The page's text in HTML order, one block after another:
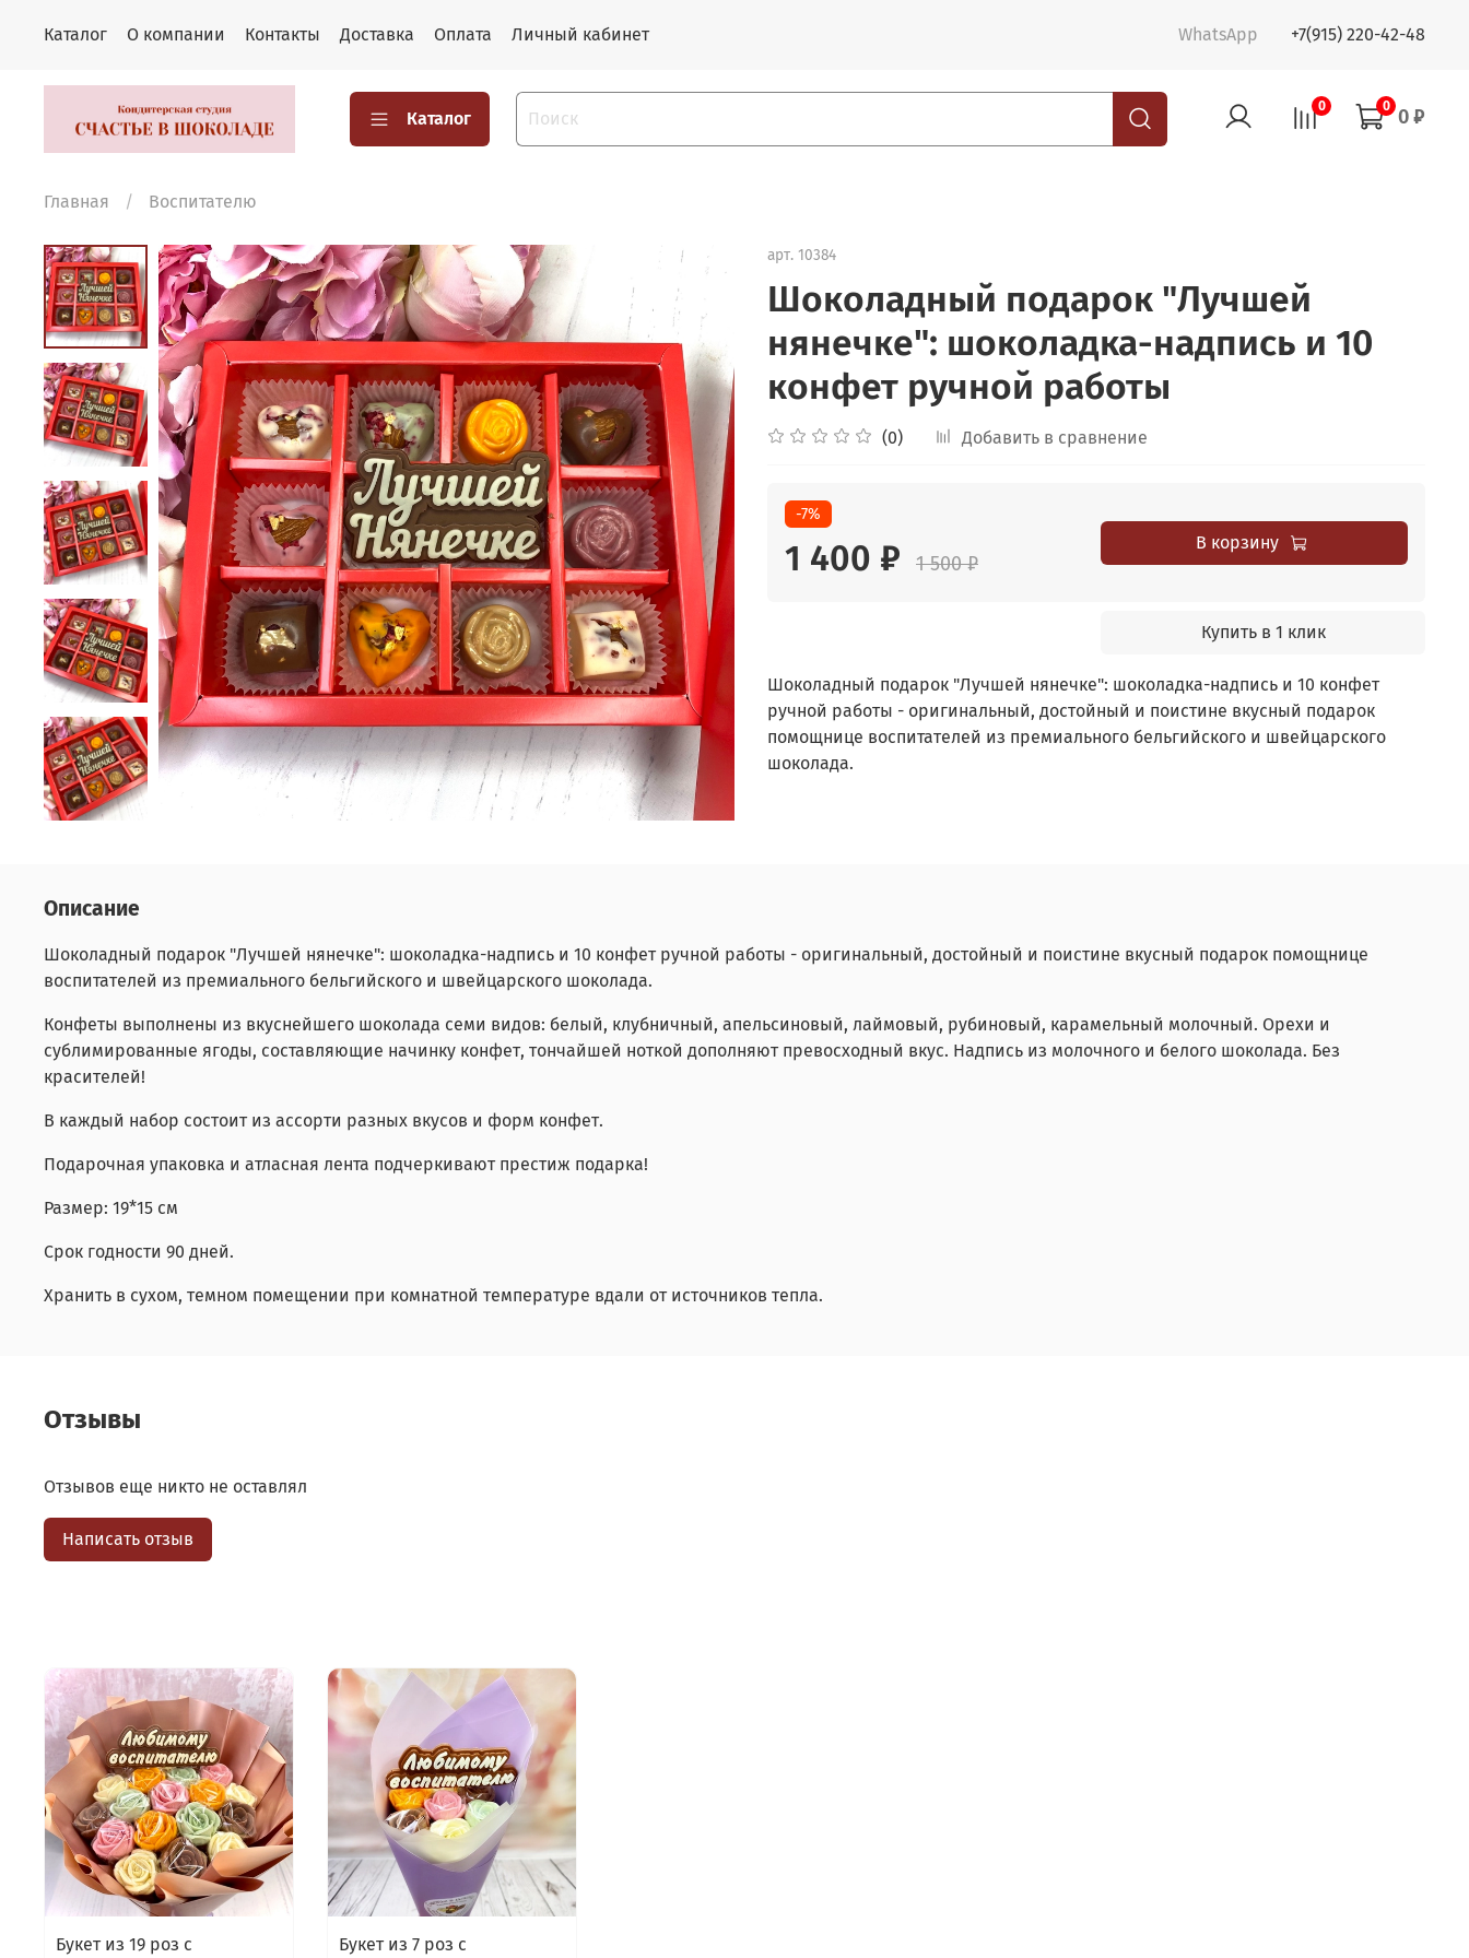
Каталог О компании Контакты Доставка Оплата Личный кабинет WhatsApp +7(915) 220-42-48
Каталог
0 0 0 ₽
Главная Воспитателю
арт. 10384
Шоколадный подарок "Лучшей
нянечке": шоколадка-надпись и 10
конфет ручной работы
(0) Добавить в сравнение
-7%
1 400 ₽ 1 500 ₽
В корзину
Купить в 1 клик
Шоколадный подарок "Лучшей нянечке": шоколадка-надпись и 10 конфет
ручной работы - оригинальный, достойный и поистине вкусный подарок
помощнице воспитателей из премиального бельгийского и швейцарского
шоколада.
Описание
Шоколадный подарок "Лучшей нянечке": шоколадка-надпись и 10 конфет ручной работы - оригинальный, достойный и поистине вкусный подарок помощнице
воспитателей из премиального бельгийского и швейцарского шоколада.
Конфеты выполнены из вкуснейшего шоколада семи видов: белый, клубничный, апельсиновый, лаймовый, рубиновый, карамельный молочный. Орехи и
сублимированные ягоды, составляющие начинку конфет, тончайшей ноткой дополняют превосходный вкус. Надпись из молочного и белого шоколада. Без
красителей!
В каждый набор состоит из ассорти разных вкусов и форм конфет.
Подарочная упаковка и атласная лента подчеркивают престиж подарка!
Размер: 19*15 см
Срок годности 90 дней.
Хранить в сухом, темном помещении при комнатной температуре вдали от источников тепла.
Отзывы
Отзывов еще никто не оставлял
Написать отзыв
Букет из 19 роз с
Букет из 7 роз с